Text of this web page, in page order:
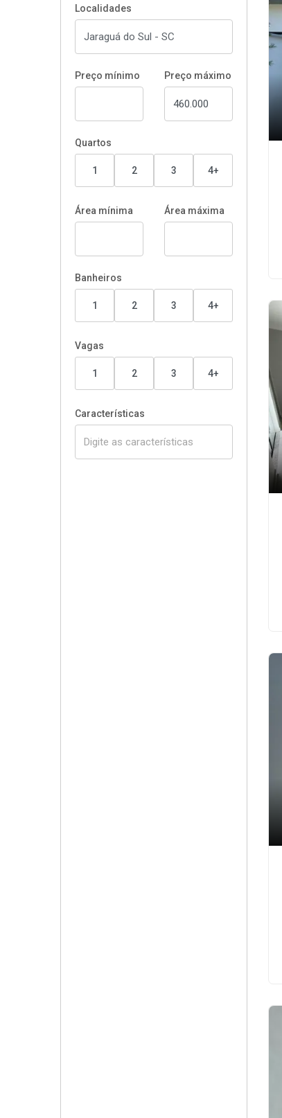
Localidades
Preço mínimo Preço máximo
Quartos
1 2 3 4+
Área mínima Área máxima
Banheiros
1 2 3 4+
Vagas
1 2 3 4+
Características